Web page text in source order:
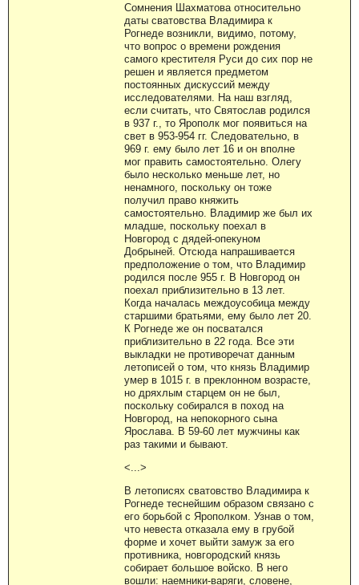
Сомнения Шахматова относительно
даты сватовства Владимира к
Рогнеде возникли, видимо, потому,
что вопрос о времени рождения
самого крестителя Руси до сих пор не
решен и является предметом
постоянных дискуссий между
исследователями. На наш взгляд,
если считать, что Святослав родился
в 937 г., то Ярополк мог появиться на
свет в 953-954 гг. Следовательно, в
969 г. ему было лет 16 и он вполне
мог править самостоятельно. Олегу
было несколько меньше лет, но
ненамного, поскольку он тоже
получил право княжить
самостоятельно. Владимир же был их
младше, поскольку поехал в
Новгород с дядей-опекуном
Добрыней. Отсюда напрашивается
предположение о том, что Владимир
родился после 955 г. В Новгород он
поехал приблизительно в 13 лет.
Когда началась междоусобица между
старшими братьями, ему было лет 20.
К Рогнеде же он посватался
приблизительно в 22 года. Все эти
выкладки не противоречат данным
летописей о том, что князь Владимир
умер в 1015 г. в преклонном возрасте,
но дряхлым старцем он не был,
поскольку собирался в поход на
Новгород, на непокорного сына
Ярослава. В 59-60 лет мужчины как
раз такими и бывают.
<...>
В летописях сватовство Владимира к
Рогнеде теснейшим образом связано с
его борьбой с Ярополком. Узнав о том,
что невеста отказала ему в грубой
форме и хочет выйти замуж за его
противника, новгородский князь
собирает большое войско. В него
вошли: наемники-варяги, словене,